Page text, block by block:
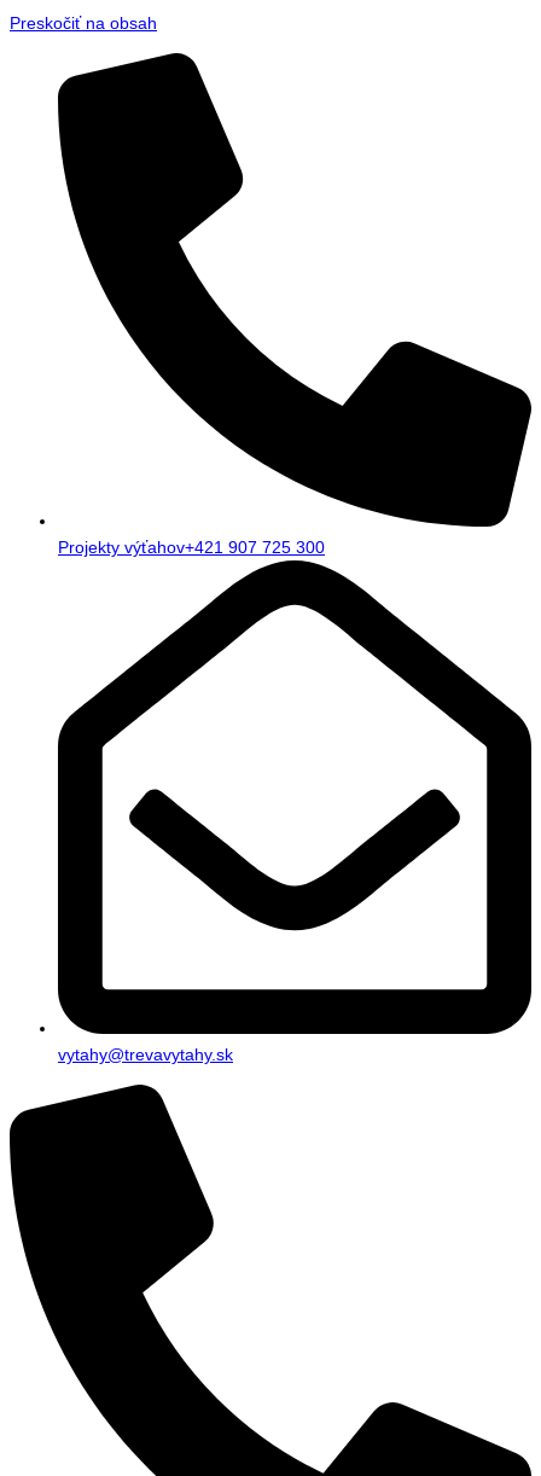
Preskočiť na obsah
Projekty výťahov+421 907 725 300
vytahy@trevavytahy.sk